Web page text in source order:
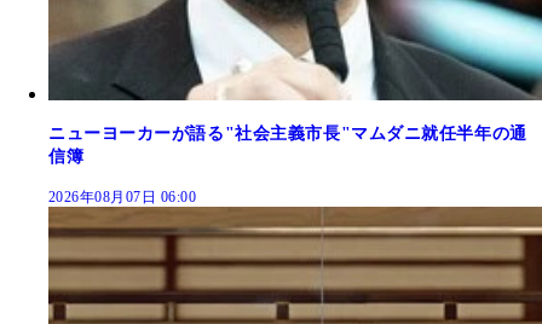
ニューヨーカーが語る"社会主義市長"マムダニ就任半年の通
信簿
2026年08月07日 06:00